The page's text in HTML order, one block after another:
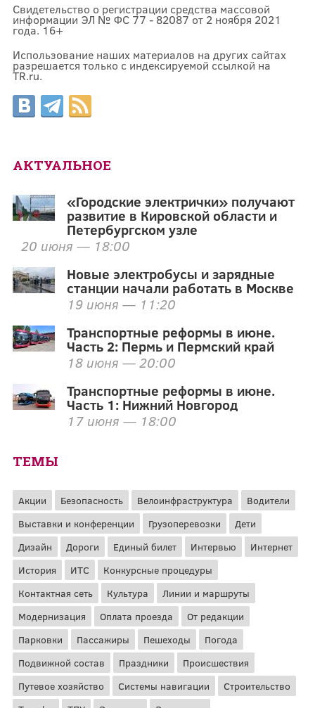
Свидетельство о регистрации средства массовой
информации ЭЛ № ФС 77 - 82087 от 2 ноября 2021
года. 16+
Использование наших материалов на других сайтах
разрешается только с индексируемой ссылкой на
TR.ru.
АКТУАЛЬНОЕ
«Городские электрички» получают
развитие в Кировской области и
Петербургском узле
20 июня — 18:00
Новые электробусы и зарядные
станции начали работать в Москве
19 июня — 11:20
Транспортные реформы в июне.
Часть 2: Пермь и Пермский край
18 июня — 20:00
Транспортные реформы в июне.
Часть 1: Нижний Новгород
17 июня — 18:00
ТЕМЫ
Акции Безопасность Велоинфраструктура
Водители
Выставки и конференции
Грузоперевозки
Дети
Дизайн
Дороги Единый билет Интервью
Интернет
История
ИТС
Конкурсные процедуры
Контактная сеть
Культура
Линии и маршруты
Модернизация
Оплата проезда
От редакции
Парковки
Пассажиры Пешеходы
Погода
Подвижной состав
Праздники
Происшествия
Путевое хозяйство
Системы навигации
Строительство